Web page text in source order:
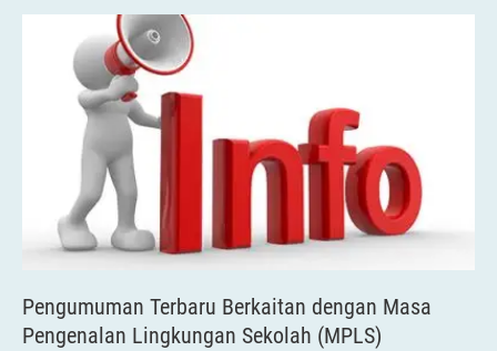
Pengumuman Terbaru Berkaitan dengan Masa
Pengenalan Lingkungan Sekolah (MPLS)